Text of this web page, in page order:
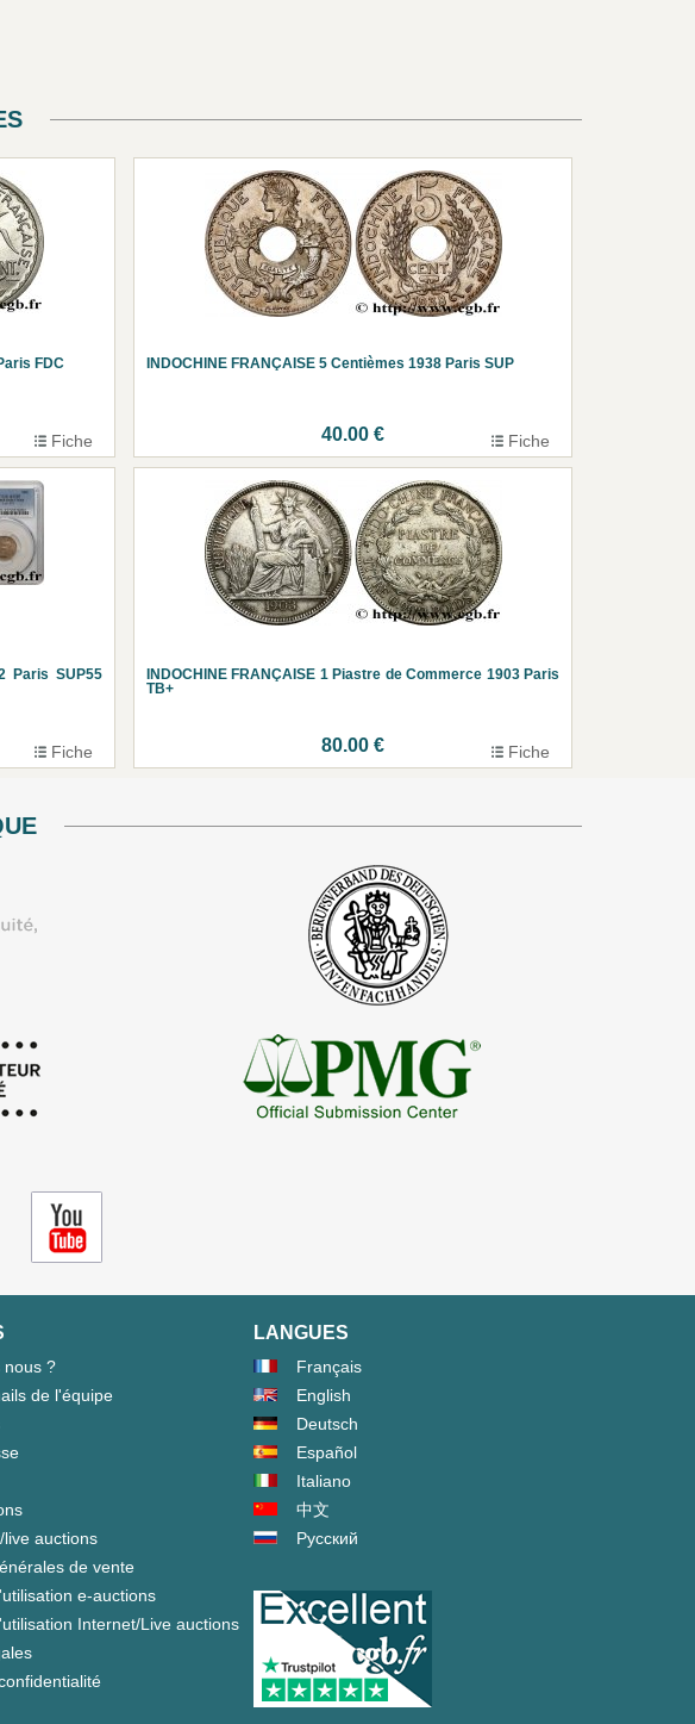
FDC
Fiche
INDOCHINE FRANÇAISE 5 Centièmes 1938 Paris SUP
40.00 € Fiche
Paris SUP55
Fiche
INDOCHINE FRANÇAISE 1 Piastre de Commerce 1903 Paris
TB+
80.00 € Fiche
nous ?
de l'équipe
live auctions
de vente
e-auctions
Internet/Live auctions
LANGUES
Français
English
Deutsch
Español
Italiano
中文
Русский